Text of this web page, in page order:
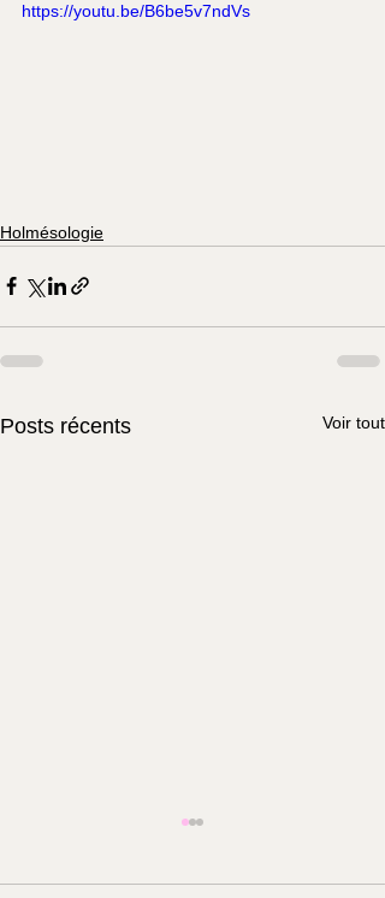
https://youtu.be/B6be5v7ndVs
Holmésologie
Posts récents Voir tout